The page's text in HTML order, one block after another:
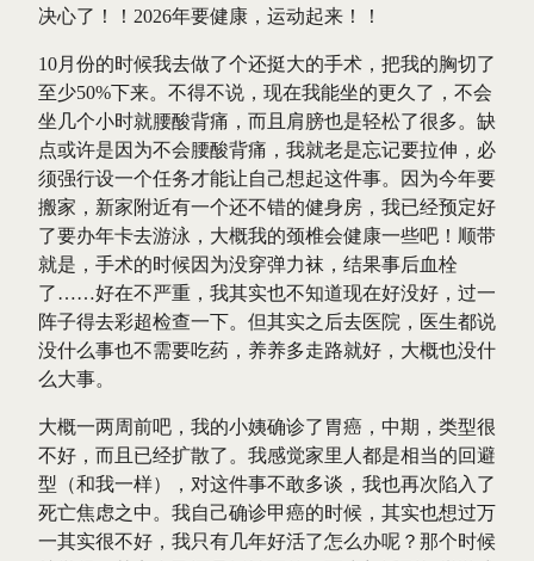
决心了！！2026年要健康，运动起来！！
10月份的时候我去做了个还挺大的手术，把我的胸切了
至少50%下来。不得不说，现在我能坐的更久了，不会
坐几个小时就腰酸背痛，而且肩膀也是轻松了很多。缺
点或许是因为不会腰酸背痛，我就老是忘记要拉伸，必
须强行设一个任务才能让自己想起这件事。因为今年要
搬家，新家附近有一个还不错的健身房，我已经预定好
了要办年卡去游泳，大概我的颈椎会健康一些吧！顺带
就是，手术的时候因为没穿弹力袜，结果事后血栓
了……好在不严重，我其实也不知道现在好没好，过一
阵子得去彩超检查一下。但其实之后去医院，医生都说
没什么事也不需要吃药，养养多走路就好，大概也没什
么大事。
大概一两周前吧，我的小姨确诊了胃癌，中期，类型很
不好，而且已经扩散了。我感觉家里人都是相当的回避
型（和我一样），对这件事不敢多谈，我也再次陷入了
死亡焦虑之中。我自己确诊甲癌的时候，其实也想过万
一其实很不好，我只有几年好活了怎么办呢？那个时候